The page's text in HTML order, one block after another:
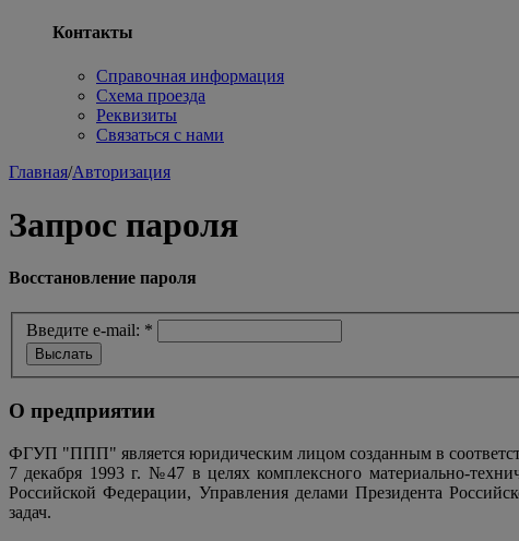
Контакты
Справочная информация
Схема проезда
Реквизиты
Связаться с нами
Главная/Авторизация
Запрос пароля
Восстановление пароля
Введите e-mail: *
О предприятии
ФГУП "ППП" является юридическим лицом созданным в
7 декабря 1993 г. №47 в целях комплексного материально-
Российской Федерации, Управления делами Президента
задач.